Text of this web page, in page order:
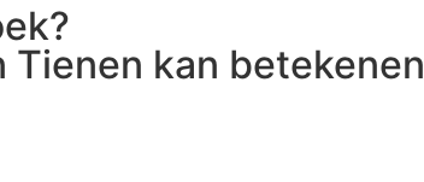
Tienen kan betekenen